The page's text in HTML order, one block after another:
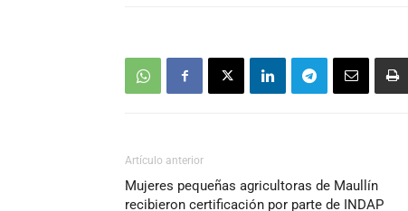
Artículo anterior
Mujeres pequeñas agricultoras de Maullín
recibieron certificación por parte de INDAP